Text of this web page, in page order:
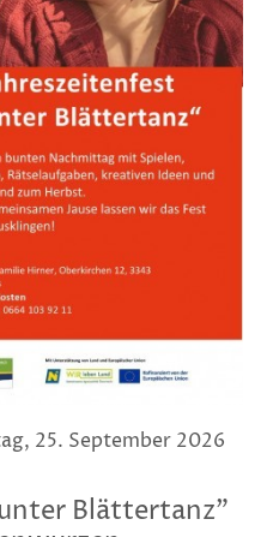
25. September 2026
Blättertanz"